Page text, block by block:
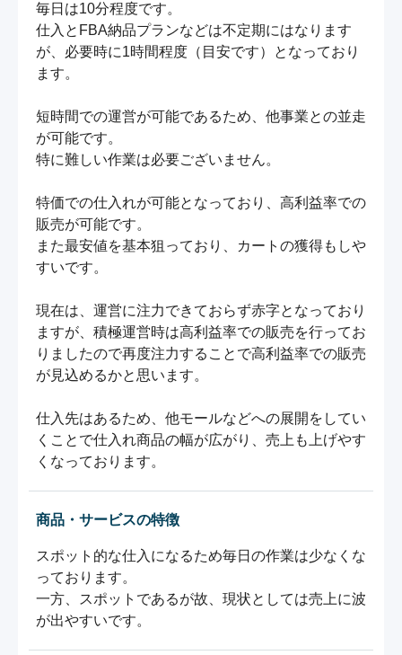
毎日は10分程度です。
仕入とFBA納品プランなどは不定期にはなります
が、必要時に1時間程度（目安です）となっており
ます。
短時間での運営が可能であるため、他事業との並走
が可能です。
特に難しい作業は必要ございません。
特価での仕入れが可能となっており、高利益率での
販売が可能です。
また最安値を基本狙っており、カートの獲得もしや
すいです。
現在は、運営に注力できておらず赤字となっており
ますが、積極運営時は高利益率での販売を行ってお
りましたので再度注力することで高利益率での販売
が見込めるかと思います。
仕入先はあるため、他モールなどへの展開をしてい
くことで仕入れ商品の幅が広がり、売上も上げやす
くなっております。
商品・サービスの特徴
スポット的な仕入になるため毎日の作業は少なくな
っております。
一方、スポットであるが故、現状としては売上に波
が出やすいです。